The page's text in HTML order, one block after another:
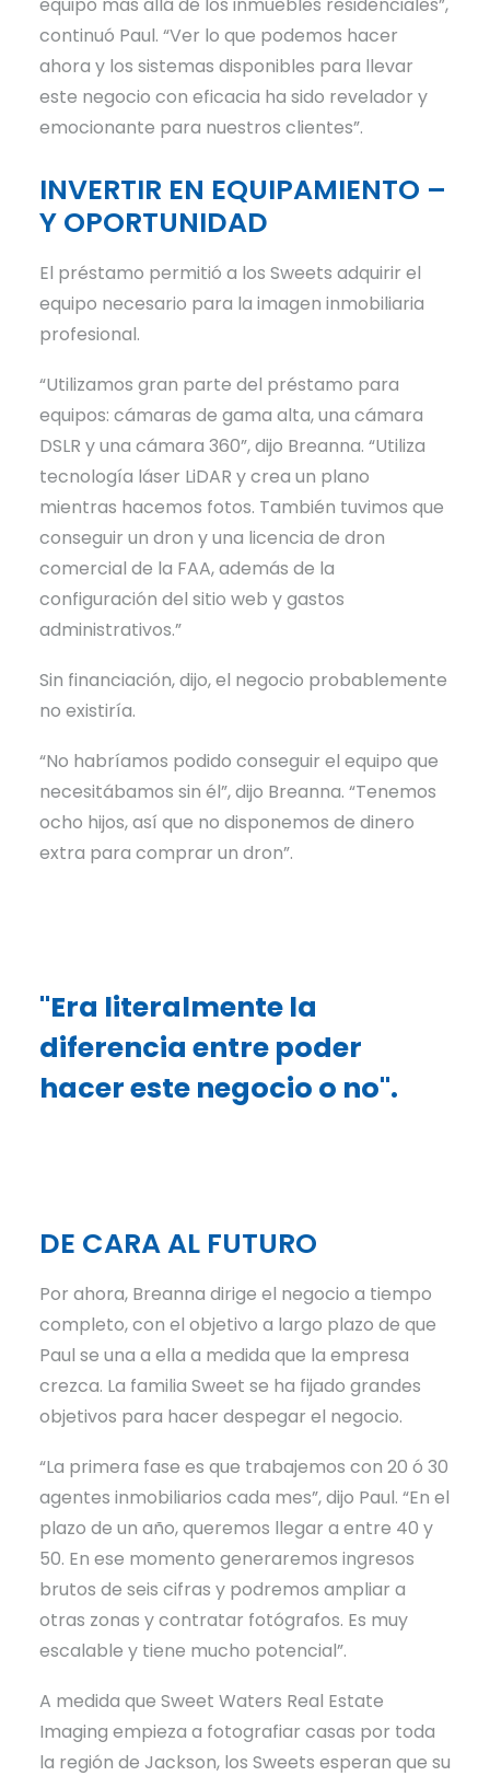
continuó Paul. “Ver lo que podemos hacer
ahora y los sistemas disponibles para llevar
este negocio con eficacia ha sido revelador y
emocionante para nuestros clientes”.
INVERTIR EN EQUIPAMIENTO –
Y OPORTUNIDAD
El préstamo permitió a los Sweets adquirir el
equipo necesario para la imagen inmobiliaria
profesional.
“Utilizamos gran parte del préstamo para
equipos: cámaras de gama alta, una cámara
DSLR y una cámara 360”, dijo Breanna. “Utiliza
tecnología láser LiDAR y crea un plano
mientras hacemos fotos. También tuvimos que
conseguir un dron y una licencia de dron
comercial de la FAA, además de la
configuración del sitio web y gastos
administrativos.”
Sin financiación, dijo, el negocio probablemente
no existiría.
“No habríamos podido conseguir el equipo que
necesitábamos sin él”, dijo Breanna. “Tenemos
ocho hijos, así que no disponemos de dinero
extra para comprar un dron”.
"Era literalmente la
diferencia entre poder
hacer este negocio o no".
DE CARA AL FUTURO
Por ahora, Breanna dirige el negocio a tiempo
completo, con el objetivo a largo plazo de que
Paul se una a ella a medida que la empresa
crezca. La familia Sweet se ha fijado grandes
objetivos para hacer despegar el negocio.
“La primera fase es que trabajemos con 20 ó 30
agentes inmobiliarios cada mes”, dijo Paul. “En el
plazo de un año, queremos llegar a entre 40 y
50. En ese momento generaremos ingresos
brutos de seis cifras y podremos ampliar a
otras zonas y contratar fotógrafos. Es muy
escalable y tiene mucho potencial”.
A medida que Sweet Waters Real Estate
Imaging empieza a fotografiar casas por toda
la región de Jackson, los Sweets esperan que su